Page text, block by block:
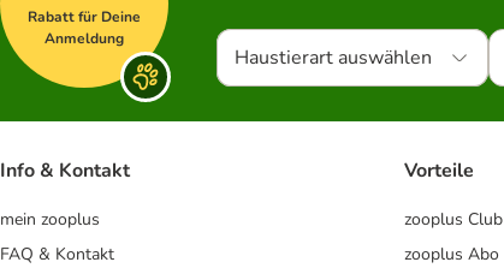
Rabatt für Deine
Anmeldung
Haustierart auswählen
Info & Kontakt
mein zooplus
FAQ & Kontakt
Vorteile
zooplus Club
zooplus Abo